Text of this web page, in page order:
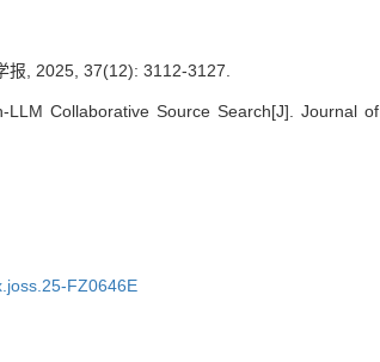
报, 2025, 37(12): 3112-3127.
Collaborative Source Search[J]. Journal of
FZ0646E